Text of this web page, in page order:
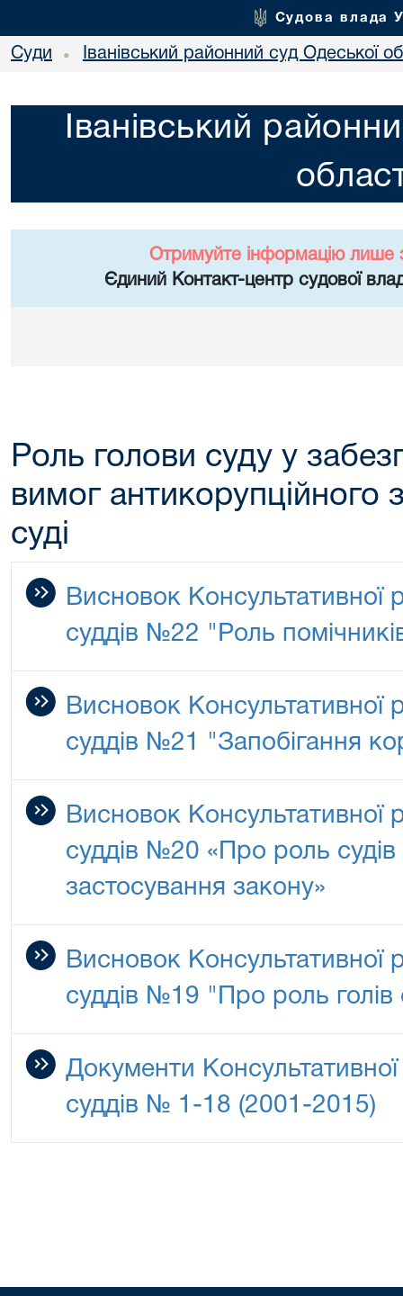
Судова влада
Суди • Іванівський районний суд Одеської
Іванівський
Отримуйте інформацію лише
Єдиний Контакт-центр судової
Роль голови суду у
вимог антикорупційного
суді
Висновок Консультативної
суддів №22 "Роль
Висновок Консультативної
суддів №21 "Запобігання
Висновок Консультативної
суддів №20 «Про роль судів
застосування закону»
Висновок Консультативної
суддів №19 "Про роль голів
Документи
суддів № 1-18 (2001-2015)